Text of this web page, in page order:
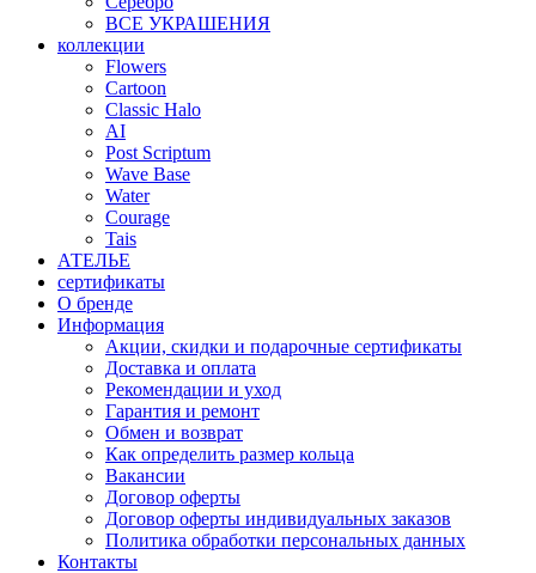
ВСЕ УКРАШЕНИЯ
коллекции
Flowers
Cartoon
Classic Halo
AI
Post Scriptum
Wave Base
Water
Courage
Tais
АТЕЛЬЕ
сертификаты
О бренде
Информация
Акции, скидки и подарочные сертификаты
Доставка и оплата
Рекомендации и уход
Гарантия и ремонт
Обмен и возврат
Как определить размер кольца
Вакансии
Договор оферты
Договор оферты индивидуальных заказов
Политика обработки персональных данных
Контакты